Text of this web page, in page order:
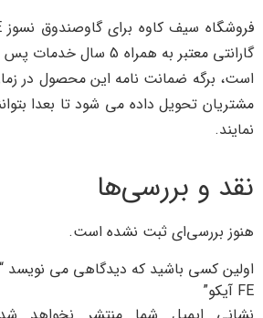
گارانتی معتبر به همراه 5
است، برگه ضمانت نامه این محصول در
مشتریان تحویل داده می شود تا بعدا
نمایند.
نقد و بررسی‌ها
هنوز بررسی‌ای ثبت نشده است.
FE آیکو”